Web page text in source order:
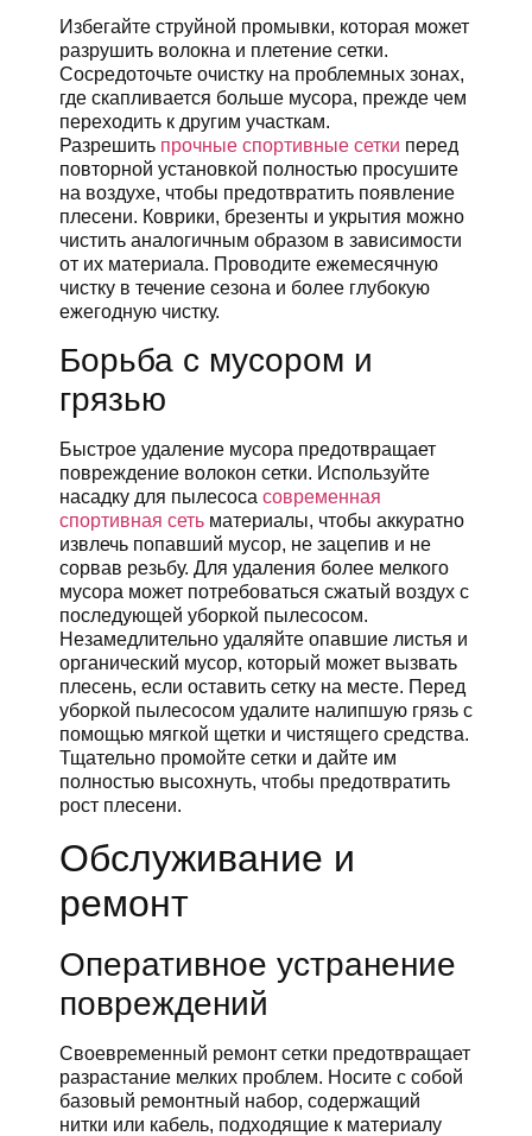
Избегайте струйной промывки, которая может
разрушить волокна и плетение сетки.
Сосредоточьте очистку на проблемных зонах,
где скапливается больше мусора, прежде чем
переходить к другим участкам.
Разрешить прочные спортивные сетки перед
повторной установкой полностью просушите
на воздухе, чтобы предотвратить появление
плесени. Коврики, брезенты и укрытия можно
чистить аналогичным образом в зависимости
от их материала. Проводите ежемесячную
чистку в течение сезона и более глубокую
ежегодную чистку.
Борьба с мусором и
грязью
Быстрое удаление мусора предотвращает
повреждение волокон сетки. Используйте
насадку для пылесоса современная
спортивная сеть материалы, чтобы аккуратно
извлечь попавший мусор, не зацепив и не
сорвав резьбу. Для удаления более мелкого
мусора может потребоваться сжатый воздух с
последующей уборкой пылесосом.
Незамедлительно удаляйте опавшие листья и
органический мусор, который может вызвать
плесень, если оставить сетку на месте. Перед
уборкой пылесосом удалите налипшую грязь с
помощью мягкой щетки и чистящего средства.
Тщательно промойте сетки и дайте им
полностью высохнуть, чтобы предотвратить
рост плесени.
Обслуживание и
ремонт
Оперативное устранение
повреждений
Своевременный ремонт сетки предотвращает
разрастание мелких проблем. Носите с собой
базовый ремонтный набор, содержащий
нитки или кабель, подходящие к материалу